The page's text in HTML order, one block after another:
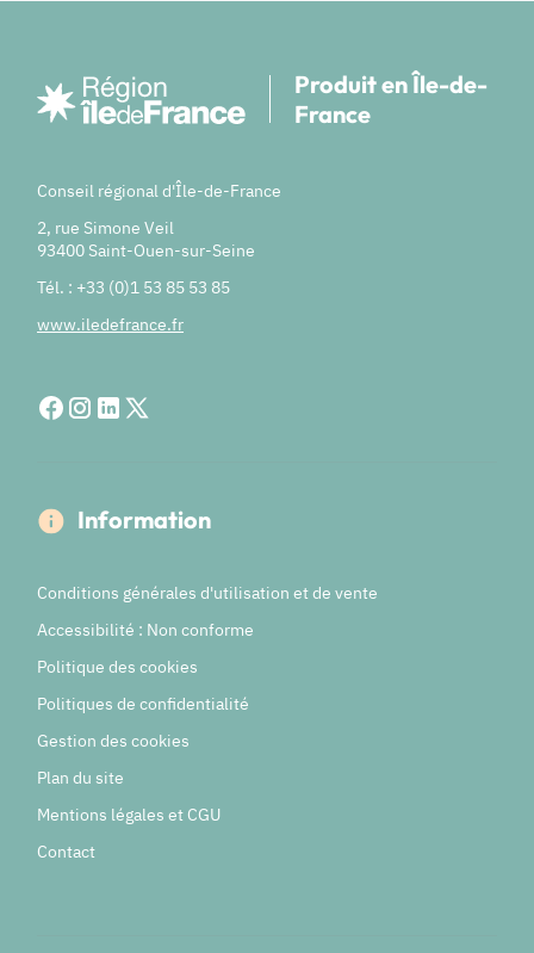
Produit en Île-de-
France
Conseil régional d'Île-de-France
2, rue Simone Veil
93400 Saint-Ouen-sur-Seine
Tél. : +33 (0)1 53 85 53 85
www.iledefrance.fr
Information
Conditions générales d'utilisation et de vente
Accessibilité : Non conforme
Politique des cookies
Politiques de confidentialité
Gestion des cookies
Plan du site
Mentions légales et CGU
Contact